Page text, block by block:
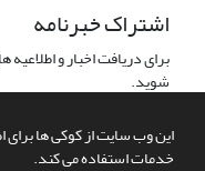
این وب سایت از کوکی ها برای
خدمات استفاده می کند.
اشتراک خبرنامه
برای دریافت اخبار و
شوید.